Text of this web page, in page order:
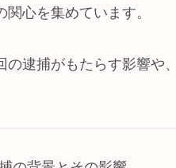
心を集めています。
の逮捕がもたらす影響や